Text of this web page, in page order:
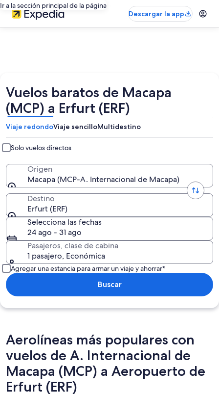
Ir a la sección principal de la página
Descargar la app
Vuelos baratos de Macapa
(MCP) a Erfurt (ERF)
Viaje redondoViaje sencilloMultidestino
Solo vuelos directos
Origen
Macapa (MCP-A. Internacional de Macapa)
Destino
Erfurt (ERF)
Selecciona las fechas
24 ago - 31 ago
Pasajeros, clase de cabina
1 pasajero, Económica
Agregar una estancia para armar un viaje y ahorrar*
Buscar
Aerolíneas más populares con
vuelos de A. Internacional de
Macapa (MCP) a Aeropuerto de
Erfurt (ERF)